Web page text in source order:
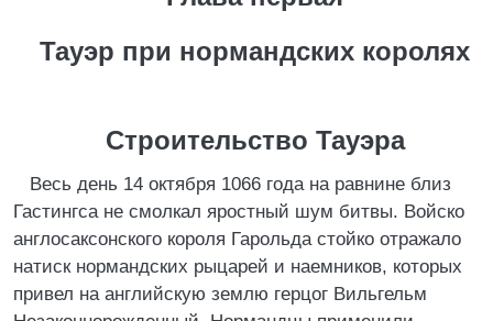
Тауэр при нормандских королях
Строительство Тауэра
Весь день 14 октября 1066 года на равнине близ
Гастингса не смолкал яростный шум битвы. Войско
англосаксонского короля Гарольда стойко отражало
натиск нормандских рыцарей и наемников, которых
привел на английскую землю герцог Вильгельм